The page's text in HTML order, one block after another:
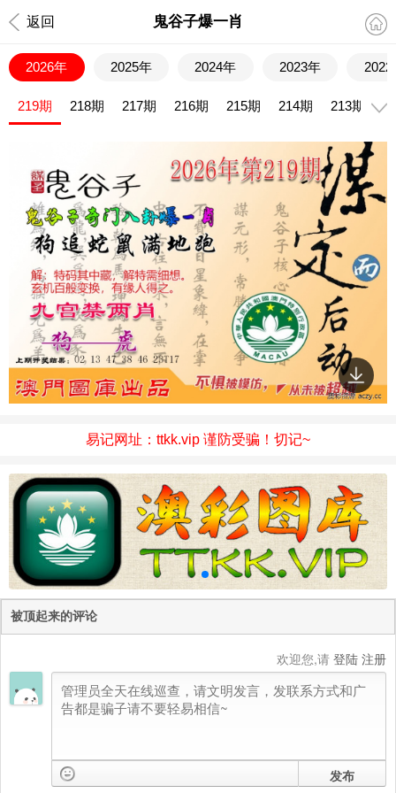
返回 鬼谷子爆一肖
2026年 2025年 2024年 2023年 2022
219期 218期 217期 216期 215期 214期 213期
易记网址：ttkk.vip 谨防受骗！切记~